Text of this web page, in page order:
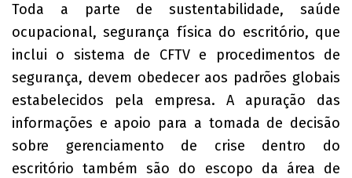
Toda a parte de sustentabilidade, saúde
ocupacional, segurança física do escritório, que
inclui o sistema de CFTV e procedimentos de
segurança, devem obedecer aos padrões globais
estabelecidos pela empresa. A apuração das
informações e apoio para a tomada de decisão
sobre gerenciamento de crise dentro do
escritório também são do escopo da área de